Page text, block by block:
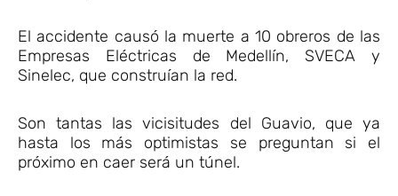
El accidente causó la muerte a 10 obreros de las
Empresas Eléctricas de Medellín, SVECA y
Sinelec, que construían la red.
Son tantas las vicisitudes del Guavio, que ya
hasta los más optimistas se preguntan si el
próximo en caer será un túnel.